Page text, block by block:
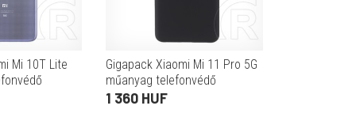
Mi 10T Lite
Gigapack Xiaomi Mi 11 Pro 5G
műanyag telefonvédő
(gumírozott) fekete
1 360 HUF